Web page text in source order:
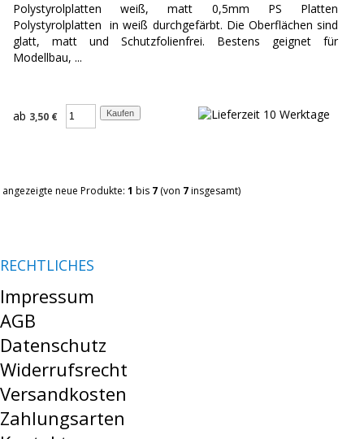
Polystyrolplatten weiß, matt 0,5mm PS Platten
Polystyrolplatten in weiß durchgefärbt. Die Oberflächen sind
glatt, matt und Schutzfolienfrei. Bestens geignet für
Modellbau, ...
ab 3,50 €
angezeigte neue Produkte: 1 bis 7 (von 7insgesamt)
RECHTLICHES
Impressum
AGB
Datenschutz
Widerrufsrecht
Versandkosten
Zahlungsarten